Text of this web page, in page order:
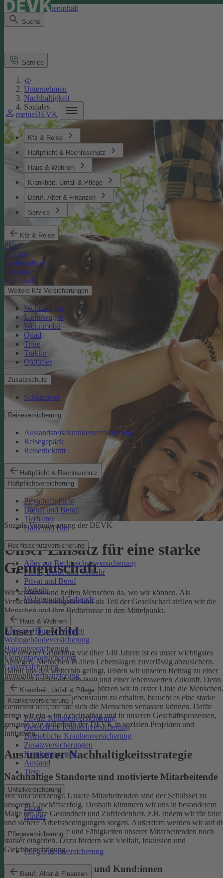
Direkt zum Seiteninhalt
Suche
meineDEVK
Kfz & Reise
Haftpflicht & Rechtsschutz
Haus & Wohnen
Krankheit, Unfall & Pflege
Beruf, Alter & Finanzen
Service
Kfz & Reise
Pkw
E-Auto
Kleinkraftrad
Anhänger
Motorrad
Weitere Kfz-Versicherungen
Wohnwagen
Lieferwagen
Wohnmobil
Quad
Trike
Traktor
Oldtimer
Zusatzschutz
Schutzbrief
Reiseversicherung
Auslandsreisekrankenversicherung
Reisegepäck
Reiserücktritt
Haftpflicht & Rechtsschutz
Haftpflichtversicherung
Privathaftpflicht
Dienst und Beruf
Tierhalter
Haus und Bau
Rechtsschutzversicherung
Alles zur Rechtsschutzversicherung
Privat, Beruf und Verkehr
Privat und Beruf
Verkehr
Wohnen und Gebäude
Haus & Wohnen
Alles zu Haus & Wohnen
Wohngebäudeversicherung
Hausratversicherung
Elementarversicherung
Glasversicherung
Immobilienfinanzierung
Krankheit, Unfall & Pflege
Krankenversicherung
Private Krankenversicherung
Gesetzliche Krankenversicherung
Betriebliche Krankenversicherung
Zusatzversicherungen
Krankentagegeld
Ausland
Tiere
Unfallversicherung
Privat
Kinder
Pflegeversicherung
Pflegezusatzversicherung
Beruf, Alter & Finanzen
Service
Unternehmen
Nachhaltigkeit
Soziales
Soziale Verantwortung der DEVK
Unser Einsatz für eine starke
Gemeinschaft
Wir schützen und helfen Menschen da, wo wir können. Als
Versicherer, Arbeitgeber und als Teil der Gesellschaft stellen wir die
Menschen und ihre Bedürfnisse in den Mittelpunkt.
Unser Leitbild
Seit unserer Gründung vor über 140 Jahren ist es unser wichtigstes
Anliegen, Menschen in allen Lebenslagen zuverlässig abzusichern.
Damit uns das weiterhin gelingt, leisten wir unseren Beitrag zu einer
dauerhaft versicherbaren Welt und einer lebenswerten Zukunft. Denn
schützen wir das Klima, so schützen wir in erster Linie die Menschen.
Um einen gesunden Lebensraum zu erhalten, braucht es eine starke
Gemeinschaft, auf die sich die Menschen verlassen können. Dafür
treten wir ein – im Arbeitsalltag und in unseren Geschäftsprozessen,
genauso wie außerhalb der DEVK in sozialen Projekten und
Initiativen.
Aus unserer Nachhaltigkeitsstrategie
Nachhaltige Standorte und motivierte Mitarbeitende
Wir sind überzeugt: Unsere Mitarbeitenden sind der Schlüssel zu
unserem Geschäftserfolg. Deshalb kümmern wir uns in besonderem
Maße um ihre Gesundheit und Zufriedenheit, z.B. indem wir für faire
und sichere Arbeitsbedingungen sorgen. Außerdem werden wir auf
individuellen Talente und Fähigkeiten unserer Mitarbeitenden noch
stärker eingehen. Dazu fördern wir Vielfalt, Inklusion und
Gleichberechtigung.
Begeisterte Mitglieder und Kund:innen